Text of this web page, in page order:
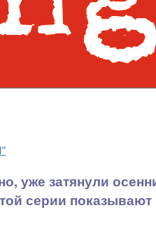
уже затянули
серии